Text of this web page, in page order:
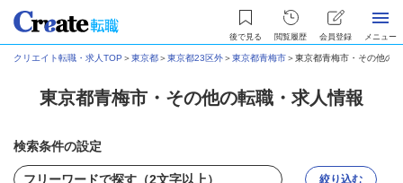
後で見る 閲覧履歴 会員登録 メニュー
クリエイト転職・求人TOP ＞東京都＞東京都23区外＞東京都青梅市＞東京都青梅市・その他の
東京都青梅市・その他の転職・求人情報
検索条件の設定
絞り込む